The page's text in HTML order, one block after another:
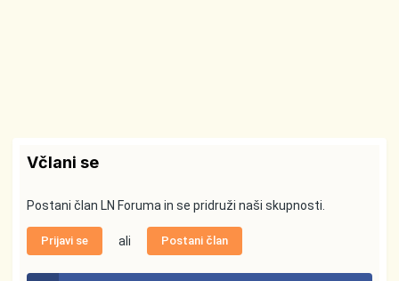
Včlani se
Postani član LN Foruma in se pridruži naši skupnosti.
Prijavi se ali Postani član